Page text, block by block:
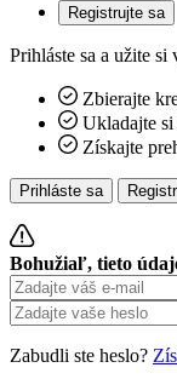
Registrujte sa
Prihláste sa a užite
Zbierajte
Ukladajte
Získajte
Prihláste sa
Bohužiaľ, tieto
Zabudli ste heslo?